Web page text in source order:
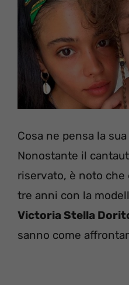
Cosa ne pensa la
Nonostante il
riservato, è noto che
tre anni con la
Victoria Stella
sanno come